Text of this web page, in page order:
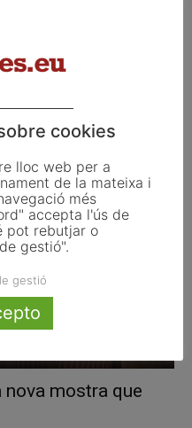
es retira de
nova mostra que
cookies
lloc web per a
de la mateixa i
més
accepta l'ús de
pot rebutjar o
gestió".
gestió